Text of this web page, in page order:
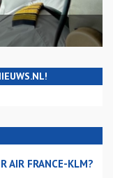
AIR FRANCE-KLM?